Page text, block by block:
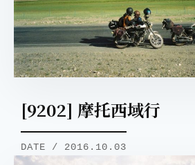
[9202] 摩托西域行
DATE / 2016.10.03